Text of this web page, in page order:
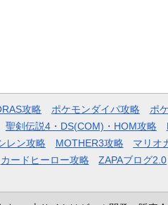
攻略 ポケモンダイパ攻略 ポ
聖剣伝説4・DS(COM)・HOM攻略
レン攻略 MOTHER3攻略 マリオ
カードヒーロー攻略 ZAPAブログ2.0